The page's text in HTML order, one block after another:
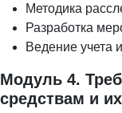
Методика
Разработка
Ведение учета
Модуль 4.
средствам и